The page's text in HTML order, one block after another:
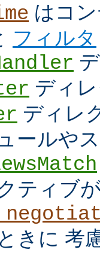
はコ
フィルタ
ディ
ディレ
ールや
ティブ
きに 考